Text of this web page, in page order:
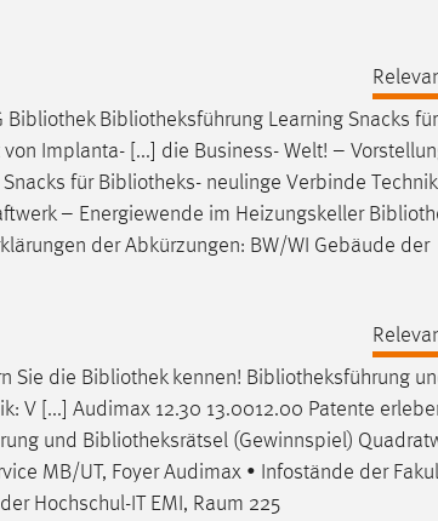
Bibliothek Bibliotheksführung Learning Snacks für
Implanta- [...] die Business- Welt! –
für Bibliotheks- neulinge Verbinde
– Energiewende im Heizungskeller
der Abkürzungen: BW/WI Gebäude der
Sie die Bibliothekkennen! Bibliotheksführung
V [...] Audimax 12.30 13.0012.00 Patente
und Bibliotheksrätsel (Gewinnspiel)
MB/UT, Foyer Audimax • Infostände der
Hochschul-IT EMI, Raum 225